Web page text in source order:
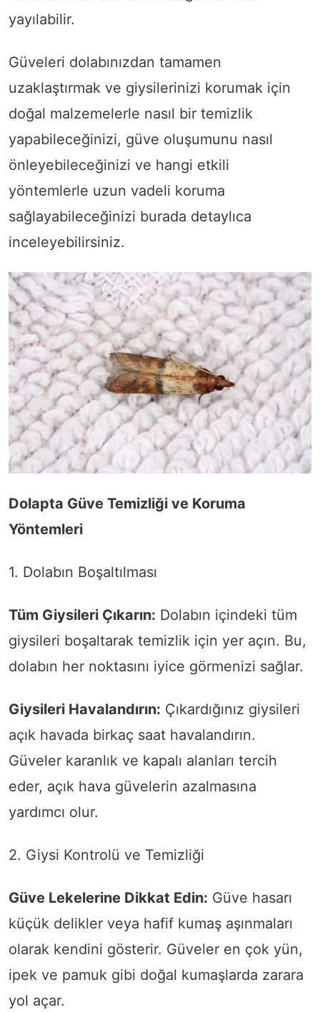
yayılabilir.
Güveleri dolabınızdan tamamen
uzaklaştırmak ve giysilerinizi korumak için
doğal malzemelerle nasıl bir temizlik
yapabileceğinizi, güve oluşumunu nasıl
önleyebileceğinizi ve hangi etkili
yöntemlerle uzun vadeli koruma
sağlayabileceğinizi burada detaylıca
inceleyebilirsiniz.
Dolapta Güve Temizliği ve Koruma
Yöntemleri
1. Dolabın Boşaltılması
Tüm Giysileri Çıkarın: Dolabın içindeki tüm
giysileri boşaltarak temizlik için yer açın. Bu,
dolabın her noktasını iyice görmenizi sağlar.
Giysileri Havalandırın: Çıkardığınız giysileri
açık havada birkaç saat havalandırın.
Güveler karanlık ve kapalı alanları tercih
eder, açık hava güvelerin azalmasına
yardımcı olur.
2. Giysi Kontrolü ve Temizliği
Güve Lekelerine Dikkat Edin: Güve hasarı
küçük delikler veya hafif kumaş aşınmaları
olarak kendini gösterir. Güveler en çok yün,
ipek ve pamuk gibi doğal kumaşlarda zarara
yol açar.